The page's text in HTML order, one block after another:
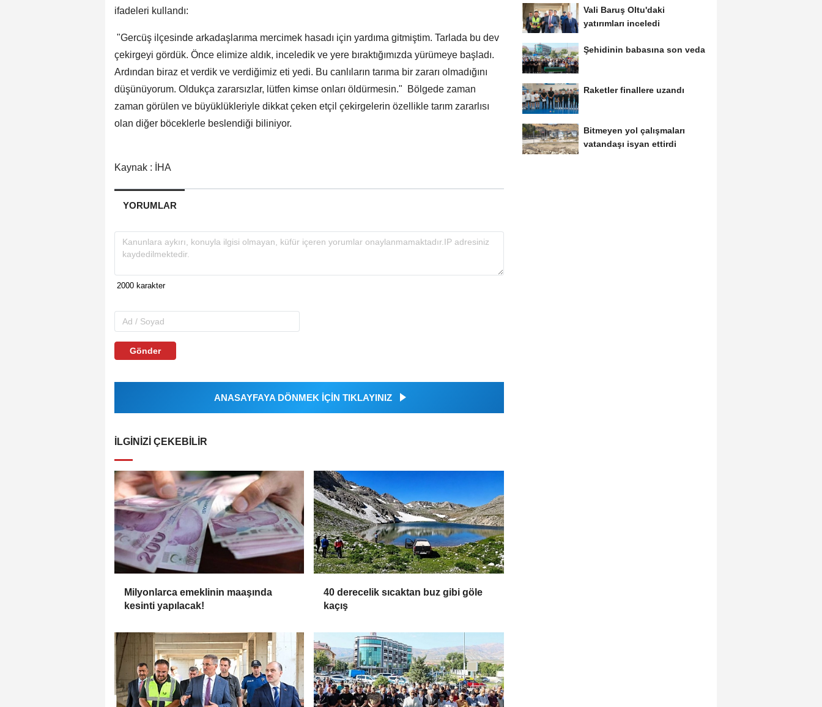
ifadeleri kullandı:
"Gercüş ilçesinde arkadaşlarıma mercimek hasadı için yardıma gitmiştim. Tarlada bu dev
çekirgeyi gördük. Önce elimize aldık, inceledik ve yere bıraktığımızda yürümeye başladı.
Ardından biraz et verdik ve verdiğimiz eti yedi. Bu canlıların tarıma bir zararı olmadığını
düşünüyorum. Oldukça zararsızlar, lütfen kimse onları öldürmesin." Bölgede zaman
zaman görülen ve büyüklükleriyle dikkat çeken etçil çekirgelerin özellikle tarım zararlısı
olan diğer böceklerle beslendiği biliniyor.
Kaynak : İHA
YORUMLAR
Gönder
ANASAYFAYA DÖNMEK İÇİN TIKLAYINIZ
İLGINIZI ÇEKEBILIR
Milyonlarca emeklinin maaşında
kesinti yapılacak!
40 derecelik sıcaktan buz gibi göle
kaçış
Vali Baruş Oltu'daki
yatırımları inceledi
Şehidinin babasına son veda
Raketler finallere uzandı
Bitmeyen yol çalışmaları
vatandaşı isyan ettirdi